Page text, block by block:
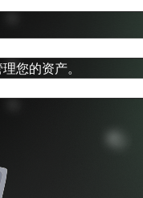
您的资产。